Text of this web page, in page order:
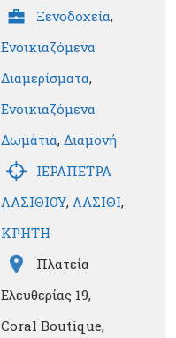
Ξενοδοχεία,
Ενοικιαζόμενα
Διαμερίσματα,
Ενοικιαζόμενα
Δωμάτια, Διαμονή
ΙΕΡΑΠΕΤΡΑ
ΛΑΣΙΘΙΟΥ, ΛΑΣΙΘΙ,
ΚΡΗΤΗ
Πλατεία
Ελευθερίας 19,
Coral Boutique,